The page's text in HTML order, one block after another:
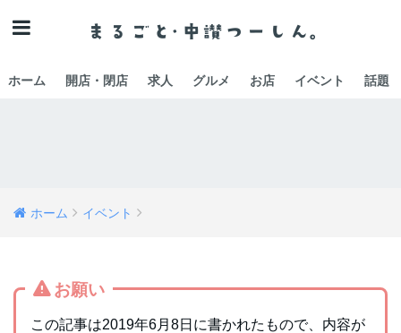
ホーム 開店・閉店 求人 グルメ お店 イベント 話題
ホーム イベント
お願い
この記事は2019年6月8日に書かれたもので、内容が